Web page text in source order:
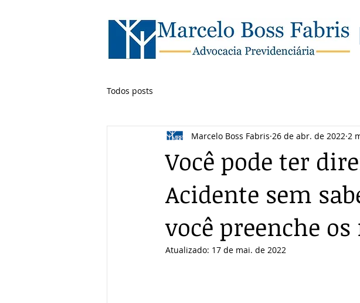
Todos posts
Você pode ter
Acidente sem
você preenche
Marcelo Boss Fabris 26 de abr. de 2022 2
Atualizado: 17 de mai. de 2022